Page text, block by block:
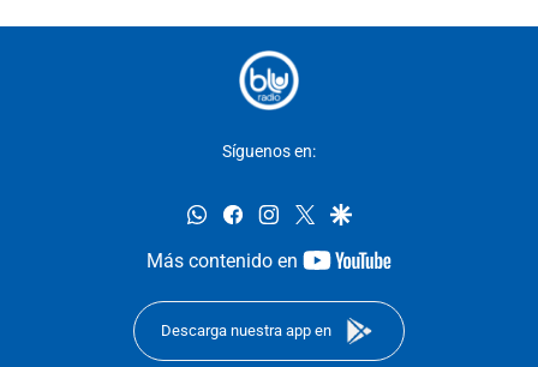
Síguenos en:
whatsappfacebookinstagram
twittergoogle
Más contenido en
youtube-
Descarga nuestra app en